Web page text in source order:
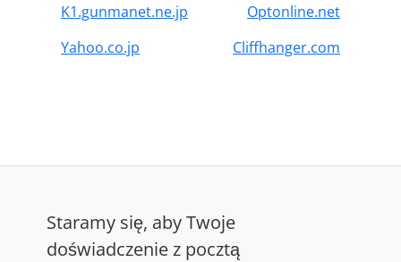
K1.gunmanet.ne.jp
Optonline.net
Yahoo.co.jp
Cliffhanger.com
Staramy się, aby Twoje
doświadczenie z pocztą